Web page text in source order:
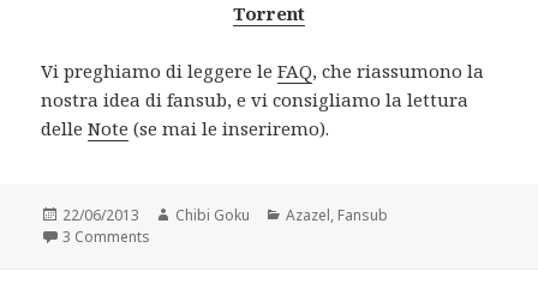
Torrent
Vi preghiamo di leggere leFAQ, che riassumono la
nostra idea di fansub, e vi consigliamo la lettura
delleNote (se mai le inseriremo).
Posted
on
22/06/2013 Author
Chibi Goku Categories
Azazel, Fansub
3 Comments